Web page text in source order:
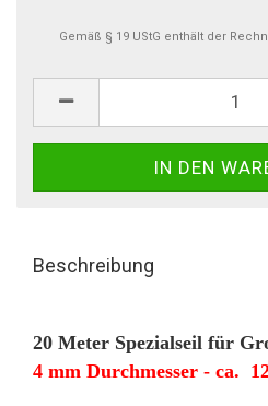
Gemäß § 19 UStG enthält der
Beschreibung
20 Meter Spezialseil für
4 mm Durchmesser - ca.